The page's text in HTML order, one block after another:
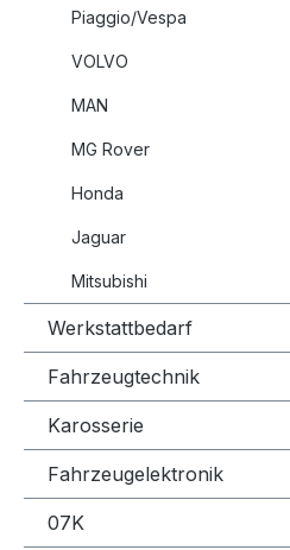
Piaggio/Vespa
VOLVO
MAN
MG Rover
Honda
Jaguar
Mitsubishi
Werkstattbedarf
Fahrzeugtechnik
Karosserie
Fahrzeugelektronik
07K